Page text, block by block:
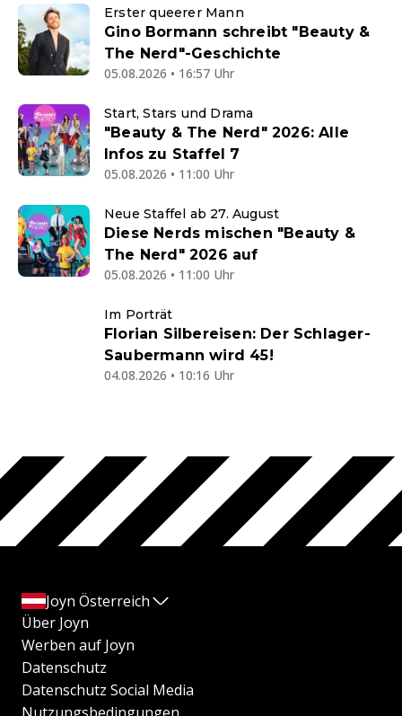
Erster queerer Mann
Gino Bormann schreibt "Beauty &
The Nerd"-Geschichte
05.08.2026 • 16:57 Uhr
Start, Stars und Drama
"Beauty & The Nerd" 2026: Alle
Infos zu Staffel 7
05.08.2026 • 11:00 Uhr
Neue Staffel ab 27. August
Diese Nerds mischen "Beauty &
The Nerd" 2026 auf
05.08.2026 • 11:00 Uhr
Im Porträt
Florian Silbereisen: Der Schlager-
Saubermann wird 45!
04.08.2026 • 10:16 Uhr
Joyn Österreich
Über Joyn
Werben auf Joyn
Datenschutz
Datenschutz Social Media